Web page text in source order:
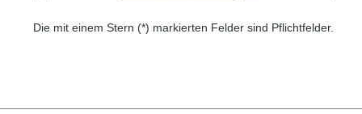
Die mit einem Stern (*) markierten Felder sind Pflichtfelder.